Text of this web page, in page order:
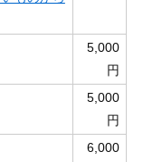
5,000
円
5,000
円
6,000